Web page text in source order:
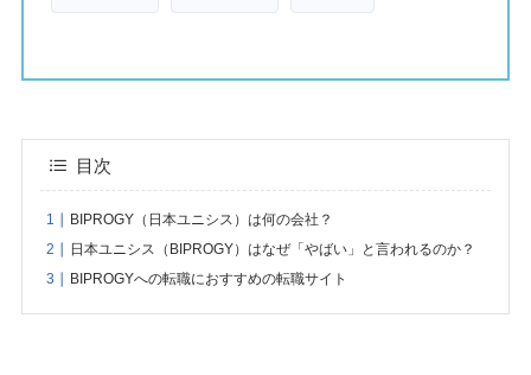
目次
BIPROGY（日本ユニシス）は何の会社？
日本ユニシス（BIPROGY）はなぜ「やばい」と言われるのか？
BIPROGYへの転職におすすめの転職サイト